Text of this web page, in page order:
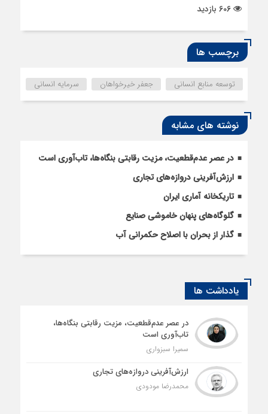
برچسب ها
توسعه منابع انسانی جعفر خیرخواهان سرمایه انسانی
نوشته های مشابه
در عصر عدم‌قطعیت، مزیت رقابتی بنگاه‌ها، تاب‌آوری است
ارزش‌آفرینی دروازه‌های تجاری
تاریکخانه آماری ایران
گلوگاه‌های پنهان خاموشی صنایع
گذار از بحران با اصلاح حکمرانی آب
یادداشت ها
در عصر عدم‌قطعیت، مزیت رقابتی بنگاه‌ها،
تاب‌آوری است
سمیرا سبزواری
ارزش‌آفرینی دروازه‌های تجاری
محمدرضا مودودی